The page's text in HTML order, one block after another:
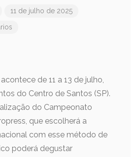
11 de julho de 2025
de 11 a 13 de julho,
do Centro de Santos (SP).
do Campeonato
que escolherá a
com esse método de
poderá degustar